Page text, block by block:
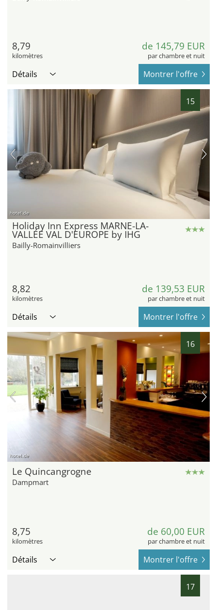
8,79
kilomètres
de 145,79 EUR
par chambre et nuit
Détails Montrer l'offre
15
hotel.de
Holiday Inn Express MARNE-LA-
VALLÉE VAL D'EUROPE by IHG
Bailly-Romainvilliers
8,82
kilomètres
de 139,53 EUR
par chambre et nuit
Détails Montrer l'offre
16
hotel.de
Le Quincangrogne
Dampmart
8,75
kilomètres
de 60,00 EUR
par chambre et nuit
Détails Montrer l'offre
17